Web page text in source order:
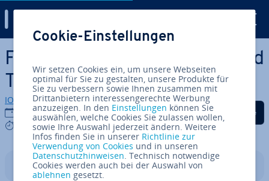
Zum Haupt­in­halt springen
FAQ-Seite erstellen: Tipps und
Tricks
IONOS Redaktion
11.07.2022
6 mins
Auf Facebook teilen
Auf Twitter teilen
Auf LinkedIn
In­halts­ver­zeich­nis
Cookie-Einstellungen
Wir setzen Cookies ein, um unsere Webseiten
optimal für Sie zu gestalten, unsere Produkte für
Sie zu verbessern sowie Ihnen zusammen mit
Drittanbietern interessengerechte Werbung
anzuzeigen. In den Einstellungen können Sie
auswählen, welche Cookies Sie zulassen wollen,
sowie Ihre Auswahl jederzeit ändern. Weitere
Infos finden Sie in unserer Richtlinie zur
Verwendung von Cookies und in unseren
Datenschutzhinweisen. Technisch notwendige
Cookies werden auch bei der Auswahl von
ablehnen gesetzt.